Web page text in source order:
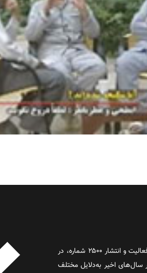
روز آنلاین روزنامه‌ای اینترنتی بود که پس از طول ۱۲ سال فعالیت و انتشار ۲۵۰۰ شماره، در
در سال‌های اخیر به‌دلایل مختلف